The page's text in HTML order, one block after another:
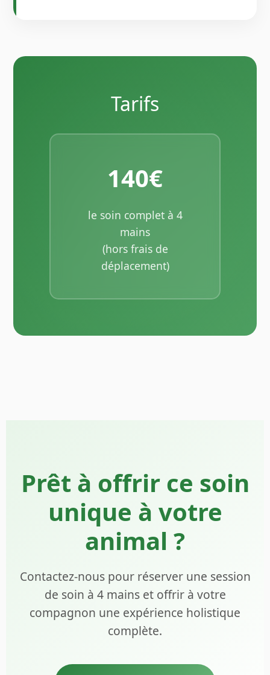
Tarifs
140€
le soin complet à 4
mains
(hors frais de
déplacement)
Prêt à offrir ce soin
unique à votre
animal ?
Contactez-nous pour réserver une session
de soin à 4 mains et offrir à votre
compagnon une expérience holistique
complète.